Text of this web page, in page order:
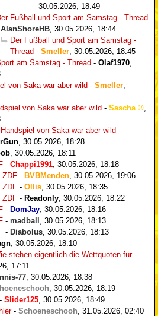
30.05.2026, 18:49
Fußball und Sport am Samstag - Thread
AlanShoreHB 30.05.2026, 18:44
Der Fußball und Sport am Samstag -
Thread - Smeller 30.05.2026, 18:45
am Samstag - Thread - Olaf1970
von Saka war aber wild - Smeller
von Saka war aber wild - Sascha
von Saka war aber wild -
30.05.2026, 18:28
30.05.2026, 18:11
- Chappi1991 30.05.2026, 18:18
ZDF - BVBMenden 30.05.2026, 19:06
ZDF - Ollis 30.05.2026, 18:35
ZDF - Readonly 30.05.2026, 18:22
- DomJay 30.05.2026, 18:16
- madball
30.05.2026, 18:13
- Diabolus 30.05.2026, 18:13
30.05.2026, 18:10
stehen eigentlich die Wettquoten für-
17:11
77 30.05.2026, 18:38
30.05.2026, 18:19
Slider125 30.05.2026, 18:49
- Schoeneschooh 31.05.2026, 02:40